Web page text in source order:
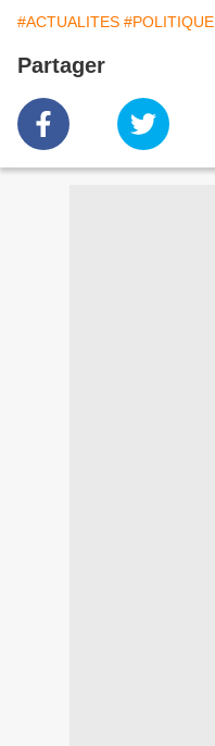
#ACTUALITES #POLITIQUE
Partager